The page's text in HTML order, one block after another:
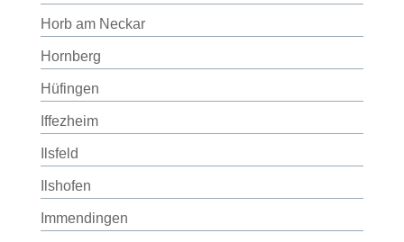
Horb am Neckar
Hornberg
Hüfingen
Iffezheim
Ilsfeld
Ilshofen
Immendingen